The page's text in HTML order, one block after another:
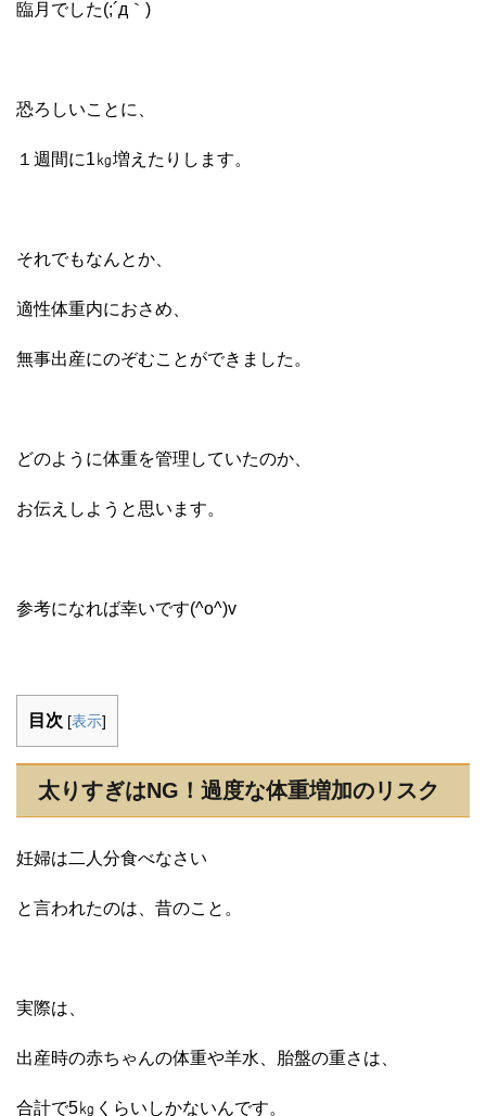
臨月でした(;´д｀)
恐ろしいことに、
１週間に1㎏増えたりします。
それでもなんとか、
適性体重内におさめ、
無事出産にのぞむことができました。
どのように体重を管理していたのか、
お伝えしようと思います。
参考になれば幸いです(^o^)v
目次 [表示]
太りすぎはNG！過度な体重増加のリスク
妊婦は二人分食べなさい
と言われたのは、昔のこと。
実際は、
出産時の赤ちゃんの体重や羊水、胎盤の重さは、
合計で5㎏くらいしかないんです。